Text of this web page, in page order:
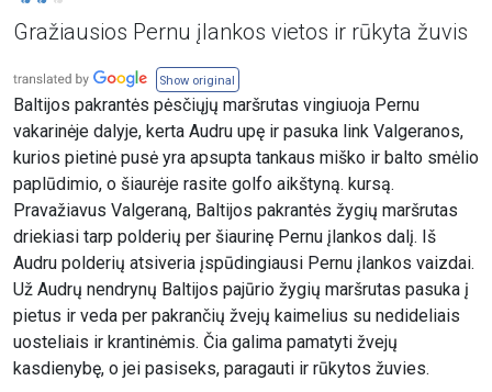
Gražiausios Pernu įlankos vietos ir rūkyta žuvis
Show original
Baltijos pakrantės pėsčiųjų maršrutas vingiuoja Pernu
vakarinėje dalyje, kerta Audru upę ir pasuka link Valgeranos,
kurios pietinė pusė yra apsupta tankaus miško ir balto smėlio
paplūdimio, o šiaurėje rasite golfo aikštyną. kursą.
Pravažiavus Valgeraną, Baltijos pakrantės žygių maršrutas
driekiasi tarp polderių per šiaurinę Pernu įlankos dalį. Iš
Audru polderių atsiveria įspūdingiausi Pernu įlankos vaizdai.
Už Audrų nendrynų Baltijos pajūrio žygių maršrutas pasuka į
pietus ir veda per pakrančių žvejų kaimelius su nedideliais
uosteliais ir krantinėmis. Čia galima pamatyti žvejų
kasdienybę, o jei pasiseks, paragauti ir rūkytos žuvies.